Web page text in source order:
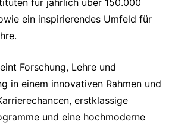
für jährlich über 150.000
ein inspirierendes Umfeld für
Forschung, Lehre und
in einem innovativen Rahmen und
erstklassige
und eine hochmoderne